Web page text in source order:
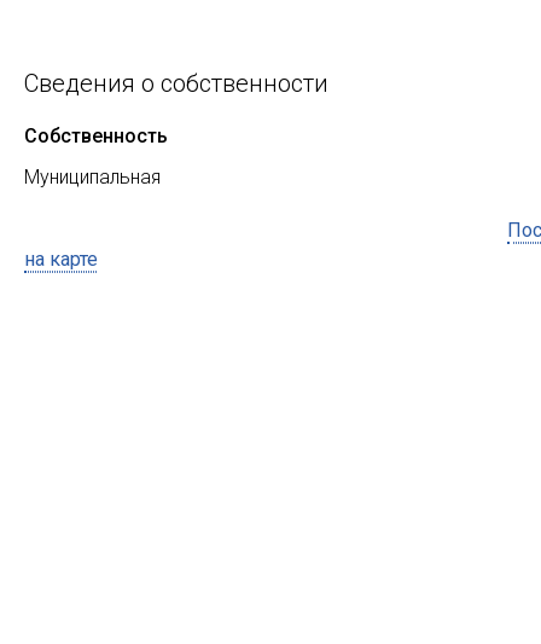
Сведения о собственности
Собственность
Муниципальная
на карте